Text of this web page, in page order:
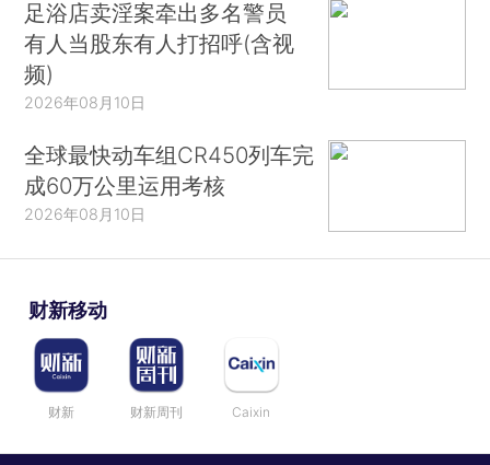
足浴店卖淫案牵出多名警员
有人当股东有人打招呼(含视
频)
2026年08月10日
全球最快动车组CR450列车完
成60万公里运用考核
2026年08月10日
财新移动
财新 财新周刊 Caixin